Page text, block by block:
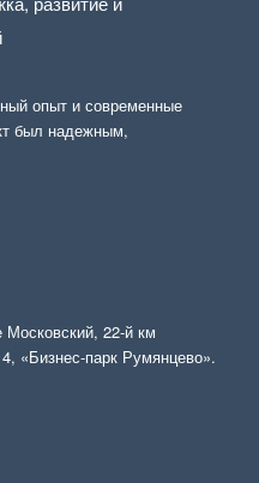
опыт и современные
был надежным,
22-й км
«Бизнес-парк Румянцево».